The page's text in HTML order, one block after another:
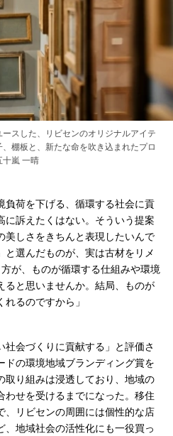
スした、リビセンのオリジナルアイテ
棚板と、新たな命を吹き込まれたプロ
十嵐 一晴
負荷を下げる、循環する社会に貢
訴えたくはない。そういう提案
美しさをきちんと表現したいんで
選んだものが、実は古材をリメ
が、ものが循環する仕組みや環境
ると思いませんか。結局、ものが
るのですから」
会づくりに貢献する」と評価さ
の環境地域ブランディング賞を
取り組みは浸透しており、地域の
せを受けるまでになった。移住
、リビセンの周囲には個性的な店
地域社会の活性化にも一役買っ